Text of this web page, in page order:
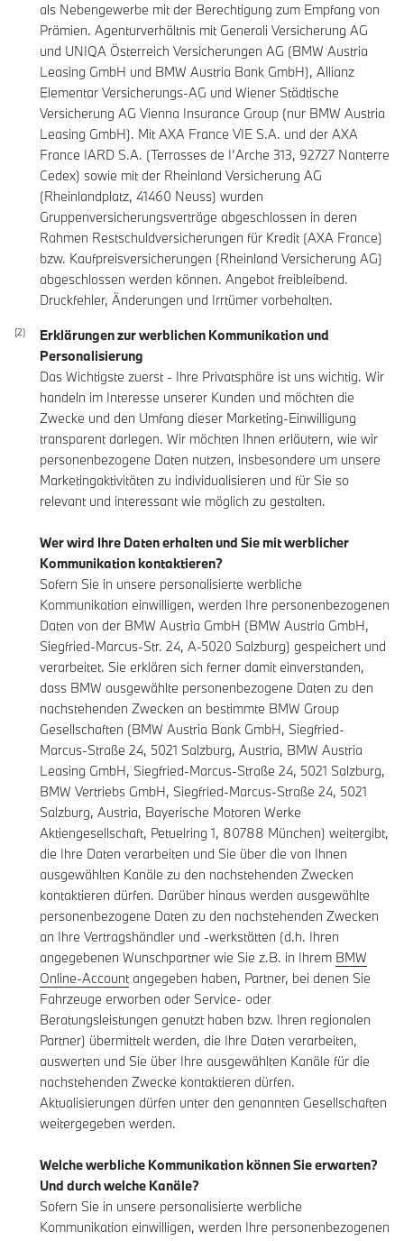
als Nebengewerbe mit der Berechtigung zum Empfang von
Prämien. Agenturverhältnis mit Generali Versicherung AG
und UNIQA Österreich Versicherungen AG (BMW Austria
Leasing GmbH und BMW Austria Bank GmbH), Allianz
Elementar Versicherungs-AG und Wiener Städtische
Versicherung AG Vienna Insurance Group (nur BMW Austria
Leasing GmbH). Mit AXA France VIE S.A. und der AXA
France IARD S.A. (Terrasses de I’Arche 313, 92727 Nanterre
Cedex) sowie mit der Rheinland Versicherung AG
(Rheinlandplatz, 41460 Neuss) wurden
Gruppenversicherungsverträge abgeschlossen in deren
Rahmen Restschuldversicherungen für Kredit (AXA France)
bzw. Kaufpreisversicherungen (Rheinland Versicherung AG)
abgeschlossen werden können. Angebot freibleibend.
Druckfehler, Änderungen und Irrtümer vorbehalten.
Erklärungen zur werblichen Kommunikation und
Personalisierung
Das Wichtigste zuerst - Ihre Privatsphäre ist uns wichtig. Wir
handeln im Interesse unserer Kunden und möchten die
Zwecke und den Umfang dieser Marketing-Einwilligung
transparent darlegen. Wir möchten Ihnen erläutern, wie wir
personenbezogene Daten nutzen, insbesondere um unsere
Marketingaktivitäten zu individualisieren und für Sie so
relevant und interessant wie möglich zu gestalten.
Wer wird Ihre Daten erhalten und Sie mit werblicher
Kommunikation kontaktieren?
Sofern Sie in unsere personalisierte werbliche
Kommunikation einwilligen, werden Ihre personenbezogenen
Daten von der BMW Austria GmbH (BMW Austria GmbH,
Siegfried-Marcus-Str. 24, A-5020 Salzburg) gespeichert und
verarbeitet. Sie erklären sich ferner damit einverstanden,
dass BMW ausgewählte personenbezogene Daten zu den
nachstehenden Zwecken an bestimmte BMW Group
Gesellschaften (BMW Austria Bank GmbH, Siegfried-
Marcus-Straße 24, 5021 Salzburg, Austria, BMW Austria
Leasing GmbH, Siegfried-Marcus-Straße 24, 5021 Salzburg,
BMW Vertriebs GmbH, Siegfried-Marcus-Straße 24, 5021
Salzburg, Austria, Bayerische Motoren Werke
Aktiengesellschaft, Petuelring 1, 80788 München) weitergibt,
die Ihre Daten verarbeiten und Sie über die von Ihnen
ausgewählten Kanäle zu den nachstehenden Zwecken
kontaktieren dürfen. Darüber hinaus werden ausgewählte
personenbezogene Daten zu den nachstehenden Zwecken
an Ihre Vertragshändler und -werkstätten (d.h. Ihren
angegebenen Wunschpartner wie Sie z.B. in Ihrem BMW
Online-Accountangegeben haben, Partner, bei denen Sie
Fahrzeuge erworben oder Service- oder
Beratungsleistungen genutzt haben bzw. Ihren regionalen
Partner) übermittelt werden, die Ihre Daten verarbeiten,
auswerten und Sie über Ihre ausgewählten Kanäle für die
nachstehenden Zwecke kontaktieren dürfen.
Aktualisierungen dürfen unter den genannten Gesellschaften
weitergegeben werden.
Welche werbliche Kommunikation können Sie erwarten?
Und durch welche Kanäle?
Sofern Sie in unsere personalisierte werbliche
Kommunikation einwilligen, werden Ihre personenbezogenen